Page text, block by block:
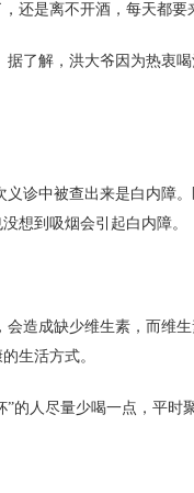
，还是离不开酒，每天都
了解，洪大爷因为热衷
诊中被查出来是白内障
想到吸烟会引起白内障。
造成缺少维生素，而维
生活方式。
的人尽量少喝一点，平时